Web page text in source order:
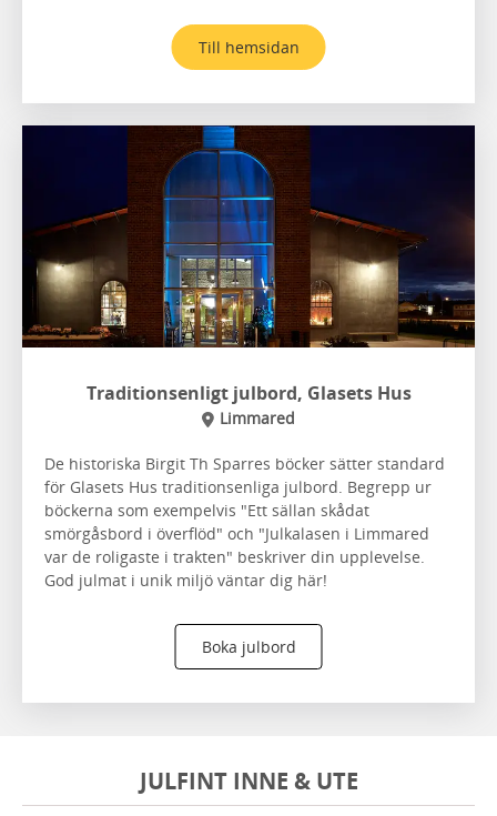
Till hemsidan
Traditionsenligt julbord, Glasets Hus
Limmared
De historiska Birgit Th Sparres böcker sätter standard
för Glasets Hus traditionsenliga julbord. Begrepp ur
böckerna som exempelvis "Ett sällan skådat
smörgåsbord i överflöd" och "Julkalasen i Limmared
var de roligaste i trakten" beskriver din upplevelse.
God julmat i unik miljö väntar dig här!
Boka julbord
JULFINT INNE & UTE